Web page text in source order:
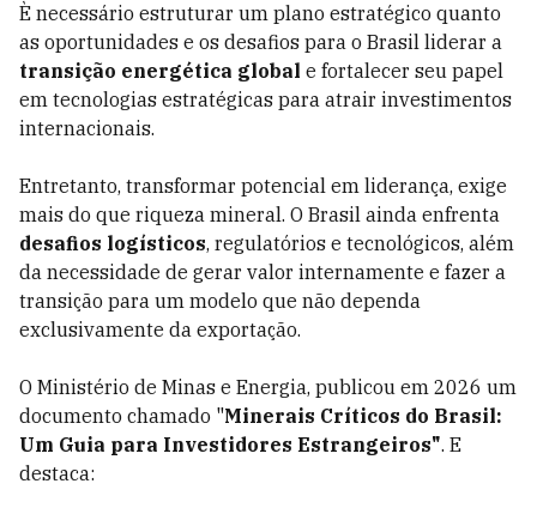
È necessário estruturar um plano estratégico quanto
as oportunidades e os desafios para o Brasil liderar a
transição energética global e fortalecer seu papel
em tecnologias estratégicas para atrair investimentos
internacionais.
Entretanto, transformar potencial em liderança, exige
mais do que riqueza mineral. O Brasil ainda enfrenta
desafios logísticos, regulatórios e tecnológicos, além
da necessidade de gerar valor internamente e fazer a
transição para um modelo que não dependa
exclusivamente da exportação.
O Ministério de Minas e Energia, publicou em 2026 um
documento chamado "Minerais Críticos do Brasil:
Um Guia para Investidores Estrangeiros". E
destaca: